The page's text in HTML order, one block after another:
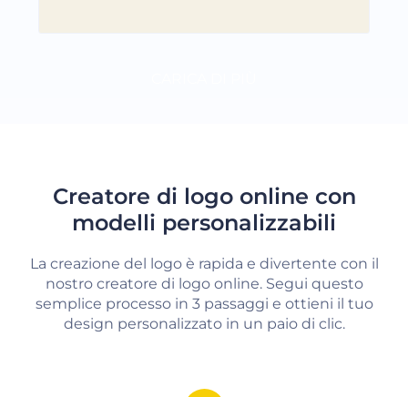
Creatore di logo online con
modelli personalizzabili
La creazione del logo è rapida e divertente con il
nostro creatore di logo online. Segui questo
semplice processo in 3 passaggi e ottieni il tuo
design personalizzato in un paio di clic.